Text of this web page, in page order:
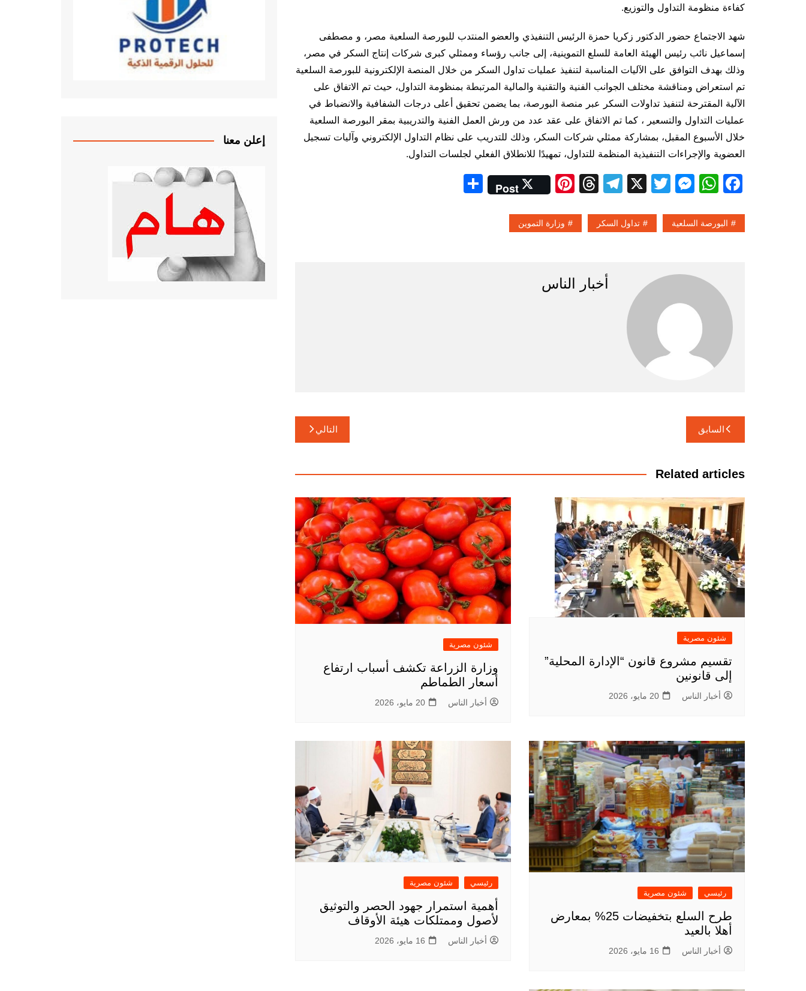
كفاءة منظومة التداول والتوزيع.
شهد الاجتماع حضور الدكتور زكريا حمزة الرئيس التنفيذي والعضو المنتدب للبورصة السلعية مصر، و مصطفى
إسماعيل نائب رئيس الهيئة العامة للسلع التموينية، إلى جانب رؤساء وممثلي كبرى شركات إنتاج السكر في مصر،
وذلك بهدف التوافق على الآليات المناسبة لتنفيذ عمليات تداول السكر من خلال المنصة الإلكترونية للبورصة السلعية
تم استعراض ومناقشة مختلف الجوانب الفنية والتقنية والمالية المرتبطة بمنظومة التداول، حيث تم الاتفاق على
الآلية المقترحة لتنفيذ تداولات السكر عبر منصة البورصة، بما يضمن تحقيق أعلى درجات الشفافية والانضباط في
عمليات التداول والتسعير ، كما تم الاتفاق على عقد عدد من ورش العمل الفنية والتدريبية بمقر البورصة السلعية
خلال الأسبوع المقبل، بمشاركة ممثلي شركات السكر، وذلك للتدريب على نظام التداول الإلكتروني وآليات تسجيل
العضوية والإجراءات التنفيذية المنظمة للتداول، تمهيدًا للانطلاق الفعلي لجلسات التداول.
F
c
o
o
W
at
p
M
s
n
g
er
T
itt
X
T
e
m
T
e
s
Pi
nt
er
Post
البورصة السلعية تداول السكر وزارة التموين
أخبار الناس
تصفّح
المقالات
السابق التالي
Related articles
شئون مصرية
تقسيم مشروع قانون “الإدارة المحلية”
إلى قانونين
أخبار الناس 20 مايو، 2026
شئون مصرية
وزارة الزراعة تكشف أسباب ارتفاع
أسعار الطماطم
أخبار الناس 20 مايو، 2026
رئيسي شئون مصرية
طرح السلع بتخفيضات 25% بمعارض
أهلا بالعيد
أخبار الناس 16 مايو، 2026
رئيسي شئون مصرية
أهمية استمرار جهود الحصر والتوثيق
لأصول وممتلكات هيئة الأوقاف
أخبار الناس 16 مايو، 2026
إعلن معنا